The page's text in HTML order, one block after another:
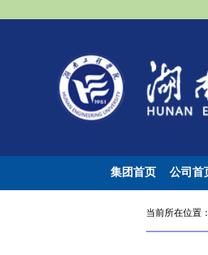
集团首页 公司首
当前所在位置：